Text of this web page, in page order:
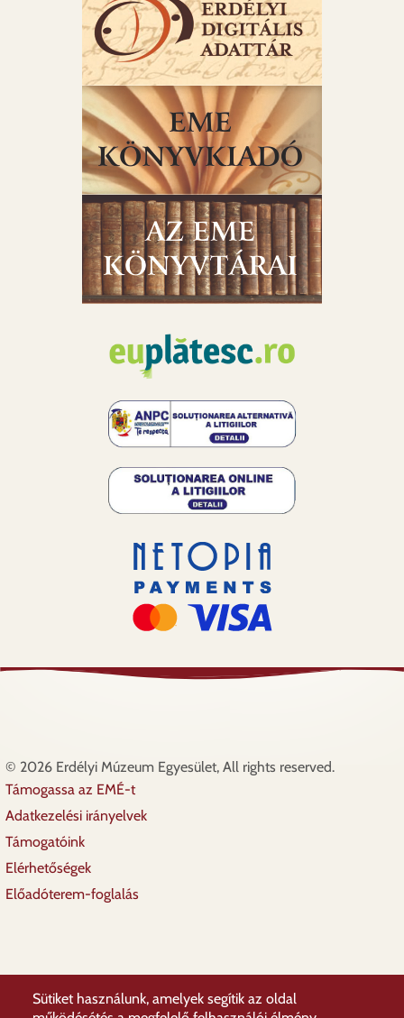
© 2026 Erdélyi Múzeum Egyesület, All rights reserved.
Lábléc
Támogassa az EMÉ-t
Adatkezelési irányelvek
Támogatóink
Elérhetőségek
Előadóterem-foglalás
Sütiket használunk, amelyek segítik az oldal